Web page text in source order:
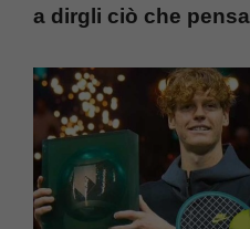
a dirgli ciò che